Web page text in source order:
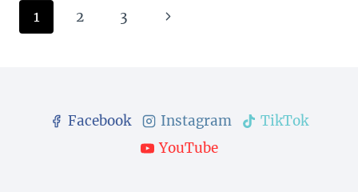
QUE
2022!
Navegação
1 2 3
Página
Facebook Instagram
TikTok
YouTube